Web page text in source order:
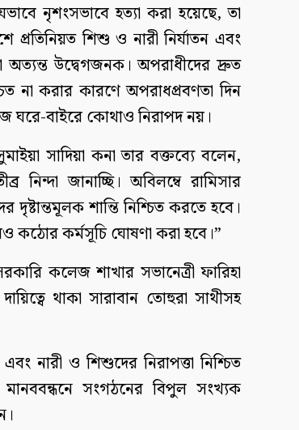
নৃশংসভাবে হত্যা করা হয়েছে, তা
শিশু ও নারী নির্যাতন এবং
উদ্বেগজনক। অপরাধীদের দ্রুত
না করার কারণে অপরাধপ্রবণতা দিন
ঘরে-বাইরে কোথাও নিরাপদ নয়।
সাদিয়া কনা তার বক্তব্যে বলেন,
নিন্দা জানাচ্ছি। অবিলম্বে রামিসার
দৃষ্টান্তমূলক শান্তি নিশ্চিত করতে হবে।
কঠোর কর্মসূচি ঘোষণা করা হবে।”
কলেজ শাখার সভানেত্রী ফারিহা
থাকা সারাবান তোহুরা সাথীসহ
নারী ও শিশুদের নিরাপত্তা নিশ্চিত
সংগঠনের বিপুল সংখ্যক